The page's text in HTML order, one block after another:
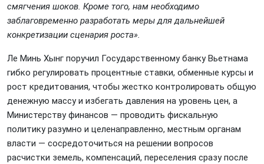
смягчения шоков. Кроме того, нам необходимо
заблаговременно разработать меры для дальнейшей
конкретизации сценария роста».
Ле Минь Хынг поручил Государственному банку Вьетнама
гибко регулировать процентные ставки, обменные курсы и
рост кредитования, чтобы жестко контролировать общую
денежную массу и избегать давления на уровень цен, а
Министерству финансов — проводить фискальную
политику разумно и целенаправленно, местным органам
власти — сосредоточиться на решении вопросов
расчистки земель, компенсаций, переселения сразу после